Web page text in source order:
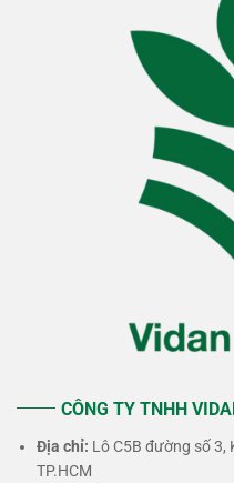
CÔNG TY TNHH
Địa chỉ: Lô C5B đường số 3,
TP.HCM